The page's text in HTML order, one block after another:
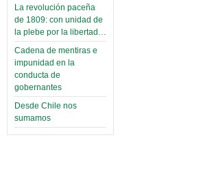
La revolución paceña
de 1809: con unidad de
la plebe por la libertad…
Cadena de mentiras e
impunidad en la
conducta de
gobernantes
Desde Chile nos
sumamos